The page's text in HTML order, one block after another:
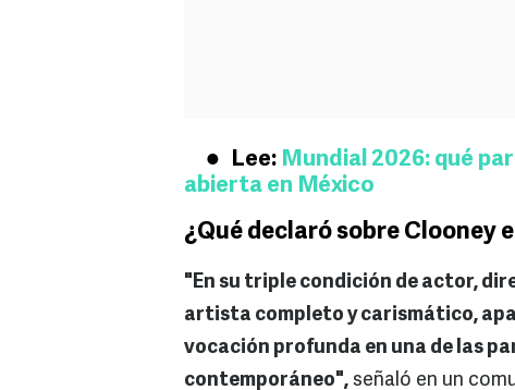
Lee: Mundial 2026: qué
abierta en México
¿Qué declaró sobre Clooney
"En su triple condición de actor,
artista completo y carismático,
vocación profunda en una de las
contemporáneo", señaló en un